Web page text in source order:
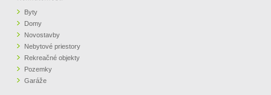
GARÁŽE
O NÁS
CENNÍK REALITNEJ INZERCIE
ZVÝRAZNENIE REALITNÝCH INZERÁTOV
Byty
Domy
Novostavby
Nebytové priestory
Rekreačné objekty
Pozemky
Garáže